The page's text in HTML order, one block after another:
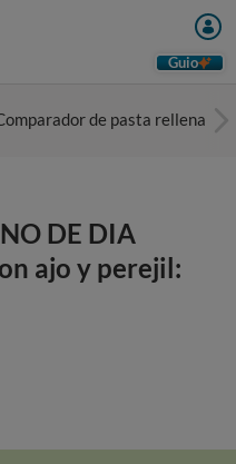
Guio
de pasta rellena
DE DIA
ajo y perejil: